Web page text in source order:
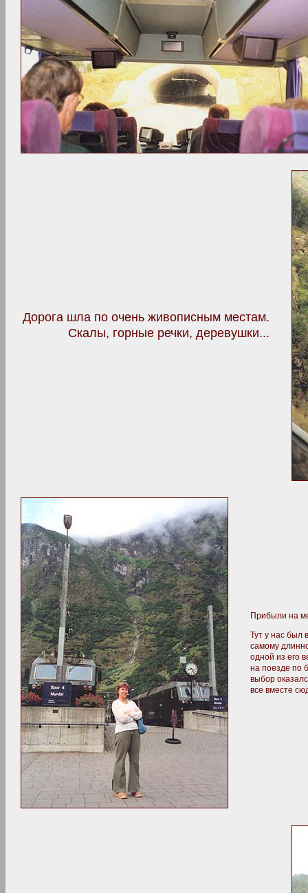
Дорога шла по очень живописным местам.
Скалы, горные речки, деревушки...
Прибыли на
Тут у нас был
самому
одной из его
на поезде по
выбор
все вместе